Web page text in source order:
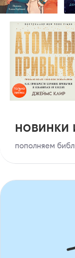
новинки
пополняем